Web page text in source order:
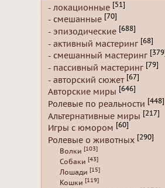
- локационные [51]
- смешанные [70]
- эпизодические [688]
- активный мастеринг [68]
- смешанный мастеринг [379]
- пассивный мастеринг [79]
- авторский сюжет [67]
Авторские миры [646]
Ролевые по реальности [448]
Альтернативные миры [217]
Игры с юмором [60]
Ролевые о животных [290]
Волки [103]
Собаки [43]
Лошади [15]
Кошки [119]